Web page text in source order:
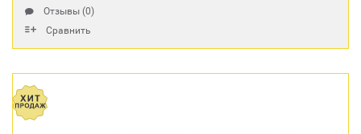
Отзывы (0)
Сравнить